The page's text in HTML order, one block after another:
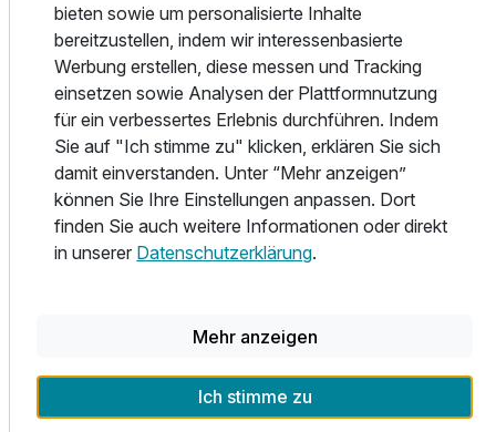
Ausstattung
Zusatznächte
Für 5 Tage p.P. ab398,00 €
1 Erwachsenen und 1 Kind
Tipp für Radler: Im näheren Umfeld befinden sich die
nordhessischen Fachwerkstädte. Diese sind z.B. Fritzlar
und Melsungen in Nordhessen oder
Hann.-Münden im nahe gelegenen Niedersachsen. Zu
erreichen über die Radwege Fulda und Eder die in der Nähe
des Hotels sind. Rückfahrt von Melsungen oder Hann.
Münden ist auch mit der Bahn möglich.
Herzlich Willkommen im Best Western Hotel Ambassador
Teil der Kette
Best Western Hotels
bieten sowie um personalisierte Inhalte
bereitzustellen, indem wir interessenbasierte
Werbung erstellen, diese messen und Tracking
einsetzen sowie Analysen der Plattformnutzung
für ein verbessertes Erlebnis durchführen. Indem
Sie auf "Ich stimme zu" klicken, erklären Sie sich
damit einverstanden. Unter “Mehr anzeigen”
können Sie Ihre Einstellungen anpassen. Dort
finden Sie auch weitere Informationen oder direkt
in unserer Datenschutzerklärung.
Mehr anzeigen
Ich stimme zu